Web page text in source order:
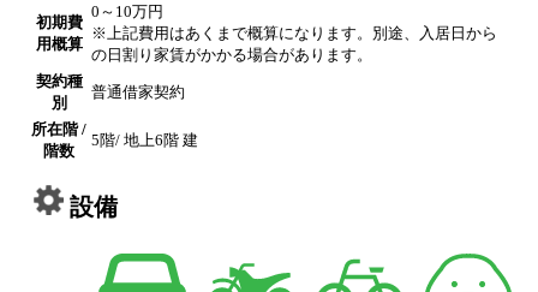
初期費
用概算
0～10万円
※上記費用はあくまで概算になります。別途、入居日から
の日割り家賃がかかる場合があります。
契約種
別
普通借家契約
所在階 /
階数
5階/ 地上6階 建
設備